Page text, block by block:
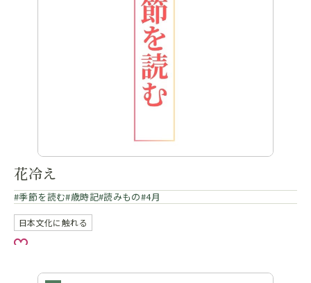
花冷え
季節を読む 歳時記 読みもの 4月
日本文化に触れる
お気に入り